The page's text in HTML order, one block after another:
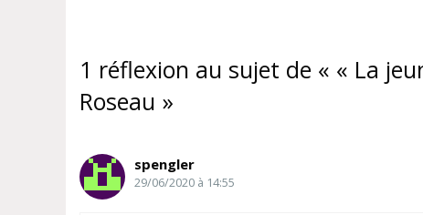
1 réflexion au sujet de « « La
Roseau »
spengler
29/06/2020 à 14:55